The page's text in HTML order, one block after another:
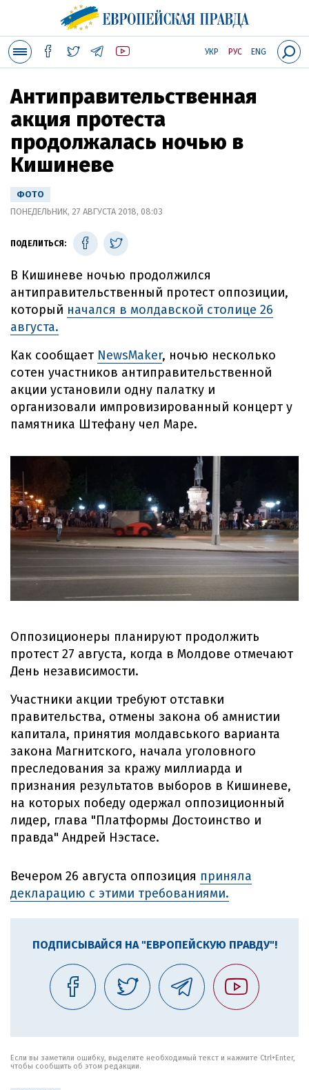
УКР РУС ENG
Антиправительственная
акция протеста
продолжалась ночью в
Кишиневе
ФОТО
ПОНЕДЕЛЬНИК, 27 АВГУСТА 2018, 08:03
ПОДЕЛИТЬСЯ:
В Кишиневе ночью продолжился
антиправительственный протест оппозиции,
который начался в молдавской столице 26
августа.
Как сообщает NewsMaker, ночью несколько
сотен участников антиправительственной
акции установили одну палатку и
организовали импровизированный концерт у
памятника Штефану чел Маре.
Оппозиционеры планируют продолжить
протест 27 августа, когда в Молдове отмечают
День независимости.
Участники акции требуют отставки
правительства, отмены закона об амнистии
капитала, принятия молдавського варианта
закона Магнитского, начала уголовного
преследования за кражу миллиарда и
признания результатов выборов в Кишиневе,
на которых победу одержал оппозиционный
лидер, глава "Платформы Достоинство и
правда" Андрей Нэстасе.
Вечером 26 августа оппозиция приняла
декларацию с этими требованиями.
ПОДПИСЫВАЙСЯ НА "ЕВРОПЕЙСКУЮ ПРАВДУ"!
Если вы заметили ошибку, выделите необходимый текст и нажмите Ctrl+Enter,
чтобы сообщить об этом редакции.